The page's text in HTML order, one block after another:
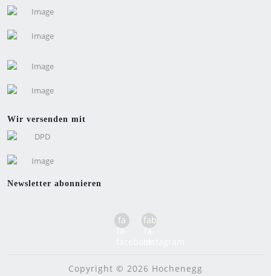
Wir versenden mit
Newsletter abonnieren
fa
fa-
fab
fa-
Copyright © 2026 Hochenegg